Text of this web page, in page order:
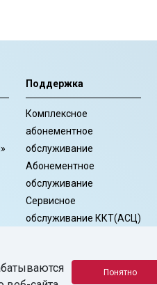
Поддержка
Комплексное
абонементное
обслуживание
Абонементное
обслуживание
Сервисное
обслуживание ККТ(АСЦ)
Сервис-центр
Понятно